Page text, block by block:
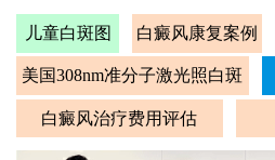
儿童白斑图 白癜风康复案例
美国308nm准分子激光照白斑
白癜风治疗费用评估